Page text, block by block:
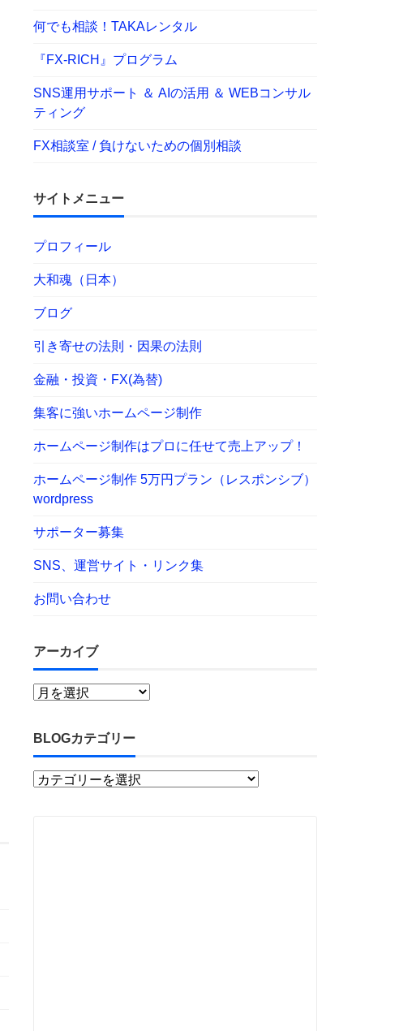
何でも相談！TAKAレンタル
『FX-RICH』プログラム
SNS運用サポート ＆ AIの活用 ＆ WEBコンサル
ティング
FX相談室 / 負けないための個別相談
サイトメニュー
プロフィール
大和魂（日本）
ブログ
引き寄せの法則・因果の法則
金融・投資・FX(為替)
集客に強いホームページ制作
ホームページ制作はプロに任せて売上アップ！
ホームページ制作 5万円プラン（レスポンシブ）
wordpress
サポーター募集
SNS、運営サイト・リンク集
お問い合わせ
アーカイブ
BLOGカテゴリー